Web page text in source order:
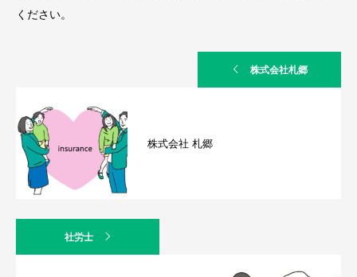
ください。
株式会社札郷
株式会社 札郷
社労士